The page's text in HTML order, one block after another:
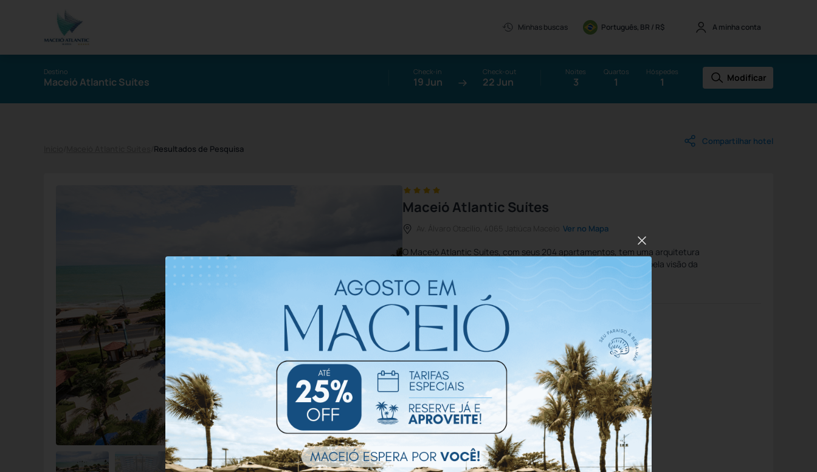
Minhas buscas Português, BR / R$ A minha conta
Destino
Maceió Atlantic Suítes
Check-in
19 Jun
Check-out
22 Jun
Noites
3
Quartos
1
Hóspedes
1 Modificar
Resultados de Pesquisa
Compartilhar hotel
59
Maceió Atlantic Suítes
Ver no Mapa
O Maceió Atlantic Suítes, com seus 204 apartamentos, tem uma arquitetura
privilegiada em forma de Y para os visitantes apreciarem a mais bela visão da
Ler mais
A hospedagem oferece
Internet Banda
Larga
Estacionamento
Piscina
Piscina Exterior Wifi Gratuito